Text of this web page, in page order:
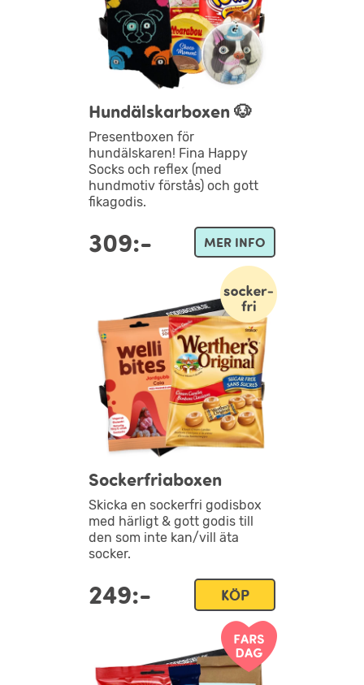
Hundälskarboxen 🐶
Presentboxen för
hundälskaren! Fina Happy
Socks och reflex (med
hundmotiv förstås) och gott
fikagodis.
309:- MER INFO
Sockerfriaboxen
Skicka en sockerfri godisbox
med härligt & gott godis till
den som inte kan/vill äta
socker.
249:- KÖP